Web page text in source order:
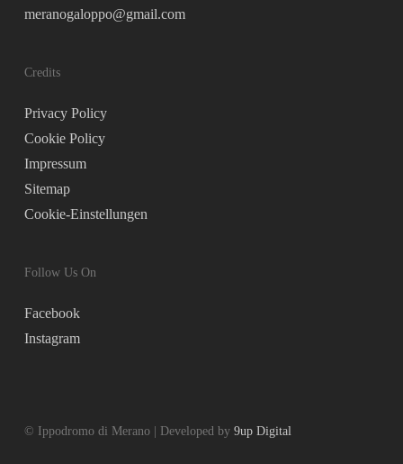
meranogaloppo@gmail.com
Credits
Privacy Policy
Cookie Policy
Impressum
Sitemap
Cookie-Einstellungen
Follow Us On
Facebook
Instagram
© Ippodromo di Merano | Developed by 9up Digital